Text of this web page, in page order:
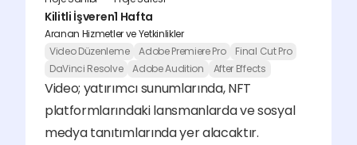
Kilitli İşveren1 Hafta
Aranan Hizmetler ve Yetkinlikler
Video Düzenleme
Adobe Premiere Pro
Final Cut Pro
DaVinci Resolve
Adobe Audition After Effects
Video; yatırımcı sunumlarında, NFT
platformlarındaki lansmanlarda ve sosyal
medya tanıtımlarında yer alacaktır.